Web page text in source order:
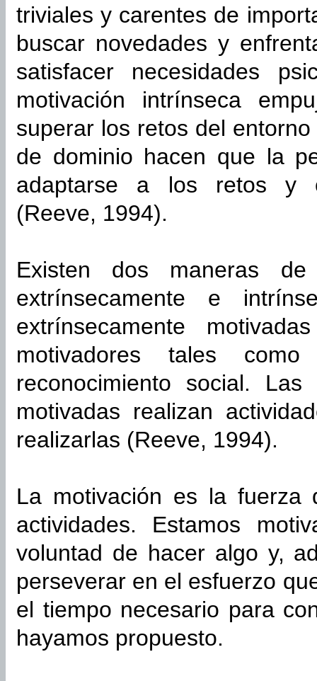
triviales y carentes de
buscar novedades y
satisfacer necesidades
motivación intrínseca
superar los retos del
de dominio hacen que la
adaptarse a los retos y
(Reeve, 1994).
Existen dos maneras
extrínsecamente e
extrínsecamente
motivadores tales
reconocimiento social. Las
motivadas realizan
realizarlas (Reeve, 1994).
La motivación es la fuerza
actividades. Estamos
voluntad de hacer algo y,
perseverar en el esfuerzo
el tiempo necesario para
hayamos propuesto.